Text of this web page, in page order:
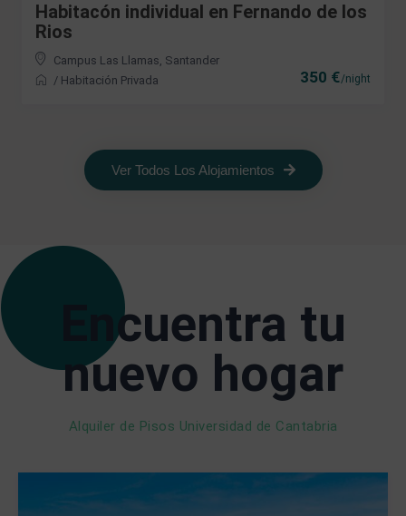
350 €/night
Habitacón individual en Fernando de los
Rios
Campus Las Llamas Santander
/ Habitación Privada
Ver Todos Los Alojamientos
Encuentra tu
nuevo hogar
Alquiler de Pisos Universidad de Cantabria